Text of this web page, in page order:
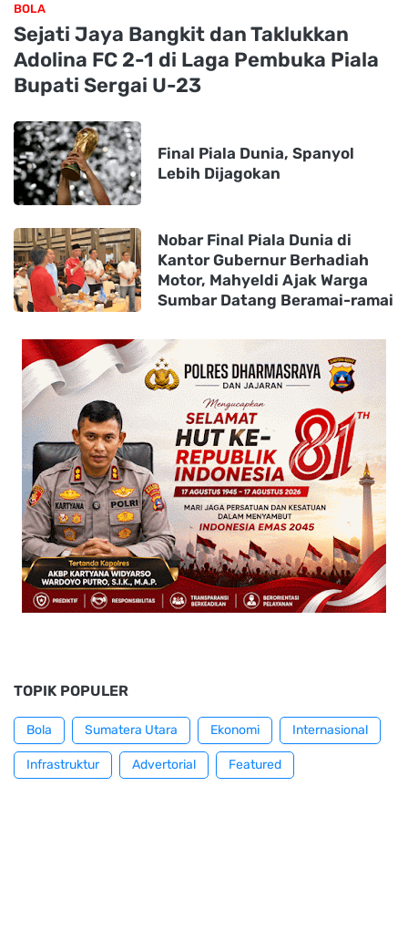
BOLA
Sejati Jaya Bangkit dan Taklukkan
Adolina FC 2-1 di Laga Pembuka Piala
Bupati Sergai U-23
Final Piala Dunia, Spanyol
Lebih Dijagokan
Nobar Final Piala Dunia di
Kantor Gubernur Berhadiah
Motor, Mahyeldi Ajak Warga
Sumbar Datang Beramai-ramai
TOPIK POPULER
Bola Sumatera Utara Ekonomi Internasional
Infrastruktur Advertorial Featured